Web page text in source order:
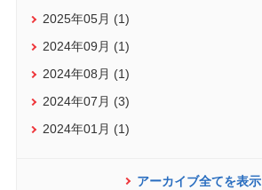
2025年05月 (1)
2024年09月 (1)
2024年08月 (1)
2024年07月 (3)
2024年01月 (1)
アーカイブ全てを表示